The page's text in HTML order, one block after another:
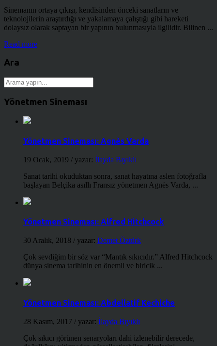
Sinemanın ortaya çıkışı, kendisinden önceki sanatların ve
teknolojilerin araştırdığı ve yakalamaya çalıştığı gibi hareketi
dolaysız olarak saptayan bir yapının bulunmasıyla ilgilidir. Bilinen ...
Read more
Ara
Yönetmen Sineması
Yönetmen Sineması: Agnès Varda
19 Ocak, 2019 / yazar: İlayda Bıyıklı
Sanat tarihi okuduktan sonra, sanat hayatına aslen fotoğrafla
başlayan Belçika asıllı Fransız yönetmen Agnès Varda, ...
Yönetmen Sineması: Alfred Hitchcock
30 Aralık, 2018 / yazar: Demet Öztürk
Çok sevdiğim bir söz var “Mantık sıkıcıdır.” Alfred Hitchcock
dünya sinema tarihinin en önemli ve biricik ...
Yönetmen Sineması: Abdellatif Kechiche
28 Kasım, 2017 / yazar: İlayda Bıyıklı
Çok sıkıcı görünen senaryoları dahi izlenebilir derecede,